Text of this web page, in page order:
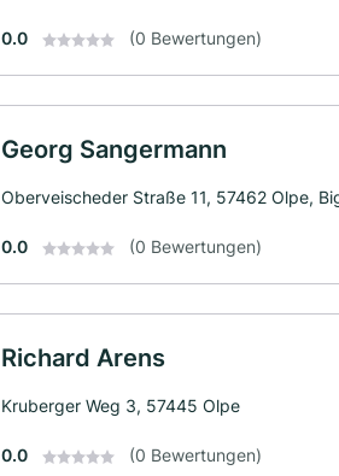
0.0 (0 Bewertungen)
Georg Sangermann
Oberveischeder Straße 11, 57462 Olpe,
0.0 (0 Bewertungen)
Richard Arens
Kruberger Weg 3, 57445 Olpe
0.0 (0 Bewertungen)